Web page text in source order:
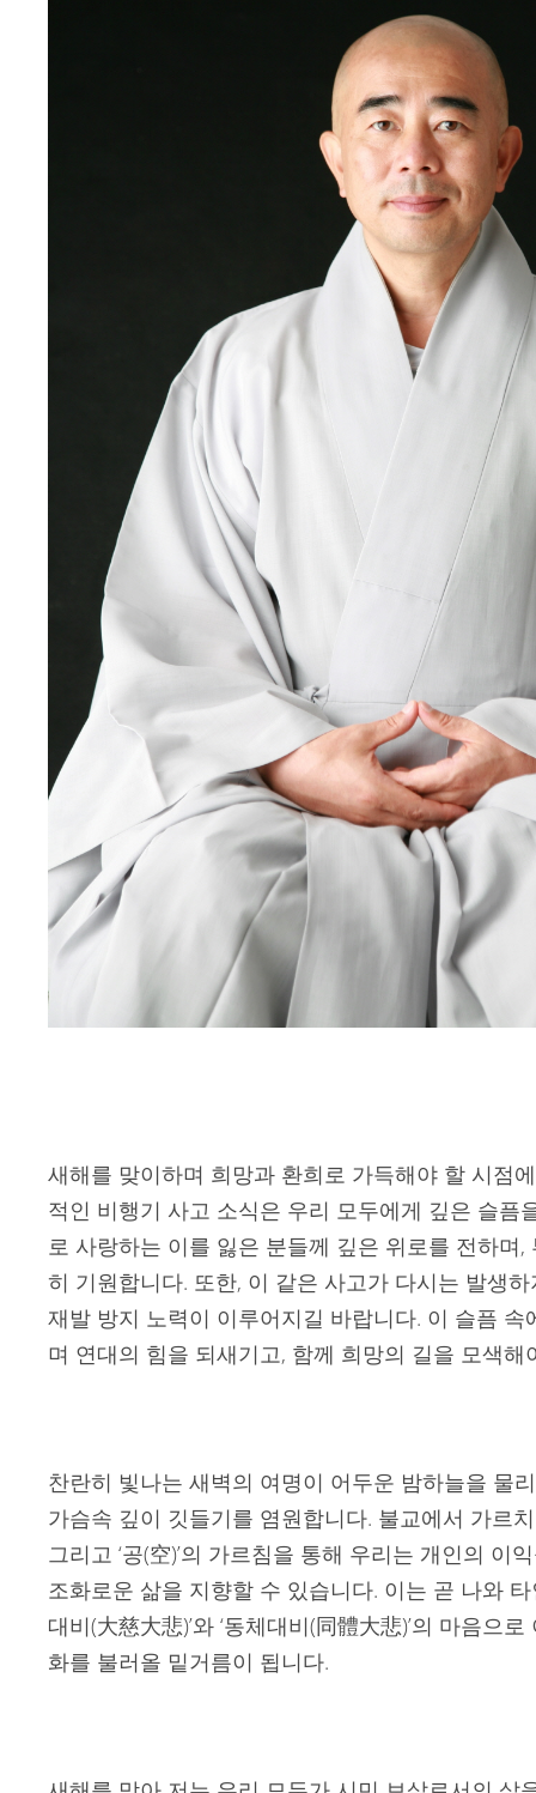
새해를 맞이하며 희망과 환희로 가득해야 할 시점
적인 비행기 사고 소식은 우리 모두에게 깊은 슬픔
로 사랑하는 이를 잃은 분들께 깊은 위로를 전하며
히 기원합니다. 또한, 이 같은 사고가 다시는 발생
재발 방지 노력이 이루어지길 바랍니다. 이 슬픔
며 연대의 힘을 되새기고, 함께 희망의 길을 모색해
찬란히 빛나는 새벽의 여명이 어두운 밤하늘을 물
가슴속 깊이 깃들기를 염원합니다. 불교에서 가르치
그리고 ‘공(空)’의 가르침을 통해 우리는 개인의 이
조화로운 삶을 지향할 수 있습니다. 이는 곧 나와
대비(大慈大悲)’와 ‘동체대비(同體大悲)’의 마음으
화를 불러올 밑거름이 됩니다.